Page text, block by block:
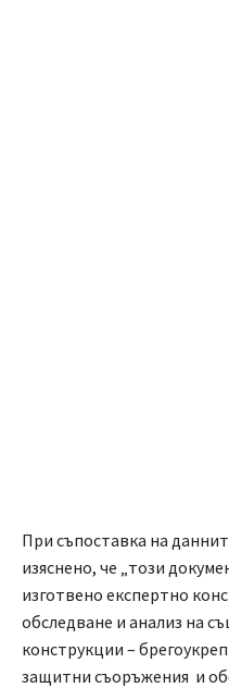
При съпоставка на
изяснено, че „този
изготвено експертно
обследване и анализ на
конструкции –
защитни съоръжения и